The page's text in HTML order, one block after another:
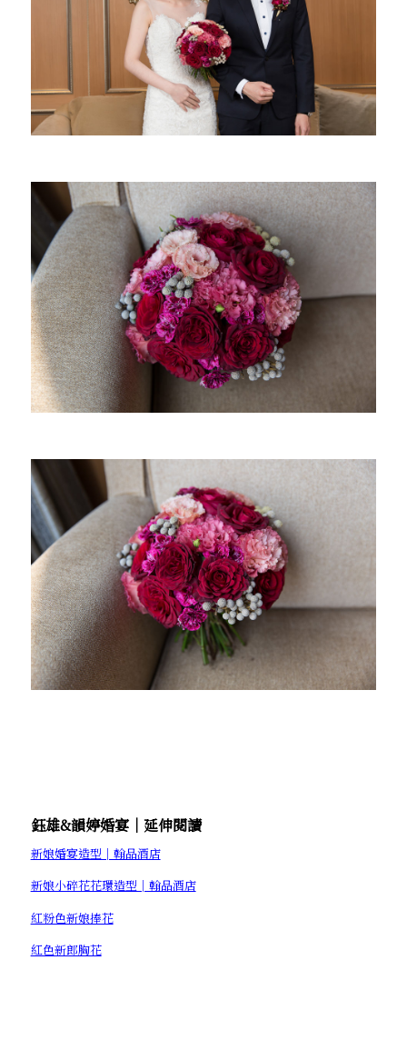
鈺雄&韻婷婚宴│延伸閱讀
新娘婚宴造型│翰品酒店
新娘小碎花花環造型│翰品酒店
紅粉色新娘捧花
紅色新郎胸花